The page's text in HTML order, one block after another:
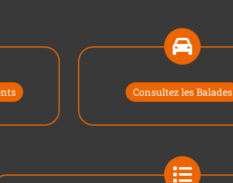
Consultez les Balades